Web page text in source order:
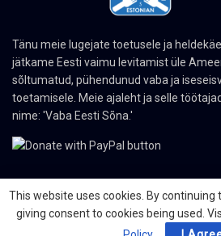
Tänu meie lugejate toetusele ja
jätkame Eesti vaimu levitamist üle
sõltumatud, pühendunud vaba ja
toetamisele. Meie ajaleht ja selle
nime: 'Vaba Eesti Sõna.'
© 2024 The Nordic Press Estonian-American
This website uses cookies. By continuing
giving consent to cookies being used.